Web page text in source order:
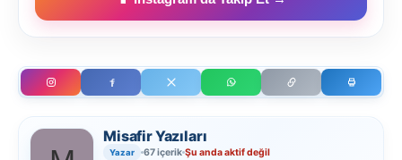
Misafir Yazıları
Yazar 67 içerik Şu anda aktif değil